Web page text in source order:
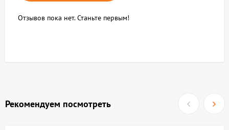
Отзывов пока нет. Станьте первым!
Рекомендуем посмотреть